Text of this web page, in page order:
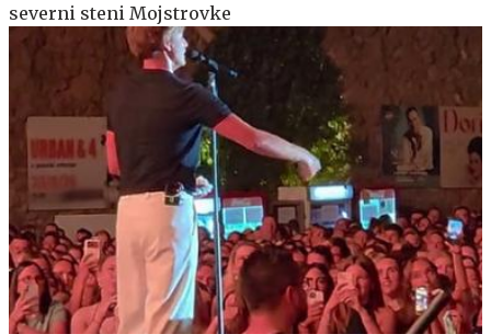
severni steni Mojstrovke